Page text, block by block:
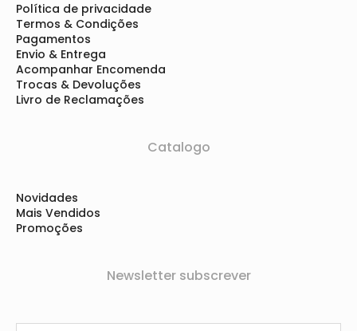
Política de privacidade
Termos & Condições
Pagamentos
Envio & Entrega
Acompanhar Encomenda
Trocas & Devoluções
Livro de Reclamações
Catalogo
Novidades
Mais Vendidos
Promoções
Newsletter subscrever